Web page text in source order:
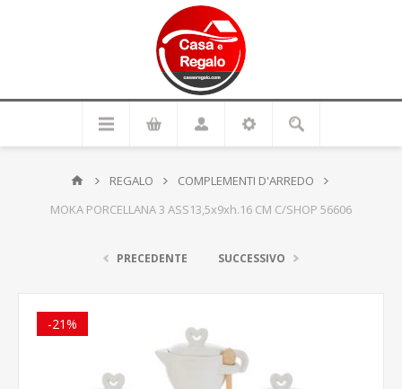
REGALO
COMPLEMENTI D'ARREDO
MOKA PORCELLANA 3 ASS13,5x9xh.16 CM C/SHOP 56606
PRECEDENTE SUCCESSIVO
-21%